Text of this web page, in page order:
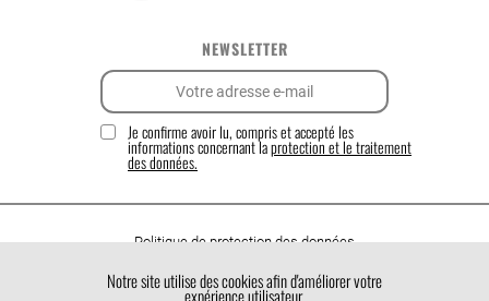
NEWSLETTER
Je confirme avoir lu, compris et accepté les
informations concernant laprotection et le traitement
des données.
Politique de protection des données
Politique de cookies
Notre site utilise des cookies afin d'améliorer votre
expérience utilisateur.